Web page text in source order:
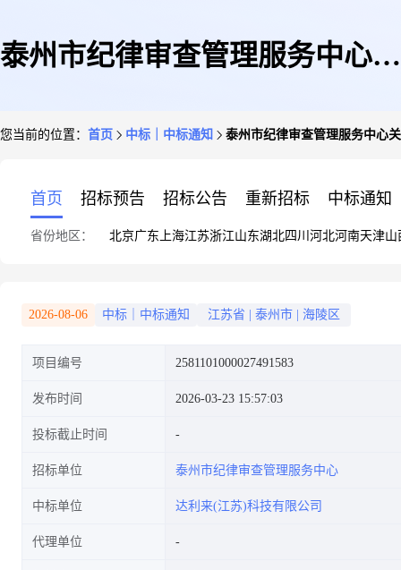
泰州市纪律审查管理服务中心关
您当前的位置： 首页 中标｜中标通知 泰州市纪律审查管理服务中心
首页 招标预告 招标公告 重新招标 中标通知
省份地区： 北京广东 上海江苏浙江山东湖北四川 河北河南天津山
2026-08-06 中标｜中标通知 江苏省 泰州市 海陵区
项目编号 2581101000027491583
发布时间 2026-03-23 15:57:03
投标截止时间
招标单位 泰州市纪律审查管理服务中心
中标单位 达利来(江苏)科技有限公司
代理单位